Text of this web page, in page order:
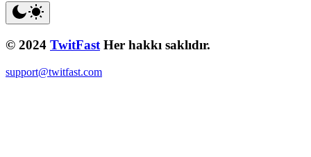
© 2024 TwitFast Her hakkı saklıdır.
support@twitfast.com